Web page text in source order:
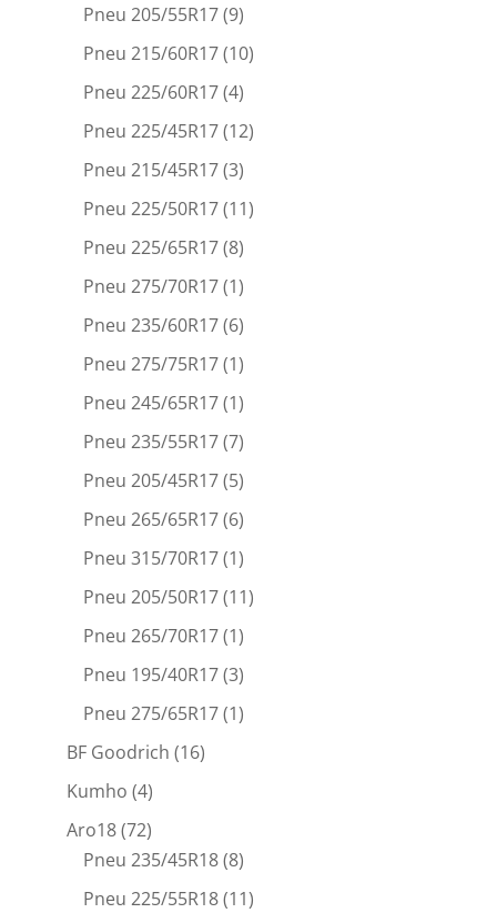
Pneu 205/55R17(9)
Pneu 215/60R17(10)
Pneu 225/60R17(4)
Pneu 225/45R17(12)
Pneu 215/45R17(3)
Pneu 225/50R17(11)
Pneu 225/65R17(8)
Pneu 275/70R17(1)
Pneu 235/60R17(6)
Pneu 275/75R17(1)
Pneu 245/65R17(1)
Pneu 235/55R17(7)
Pneu 205/45R17(5)
Pneu 265/65R17(6)
Pneu 315/70R17(1)
Pneu 205/50R17(11)
Pneu 265/70R17(1)
Pneu 195/40R17(3)
Pneu 275/65R17(1)
BF Goodrich (16)
Kumho (4)
Aro18(72)
Pneu 235/45R18(8)
Pneu 225/55R18(11)